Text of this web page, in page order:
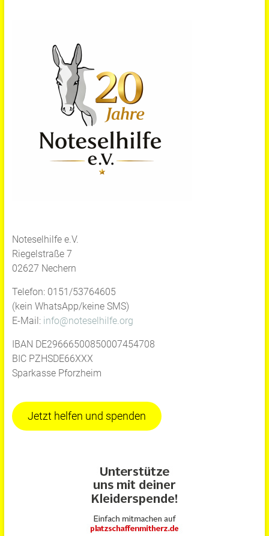
Noteselhilfe e.V.
Riegelstraße 7
02627 Nechern
Telefon: 0151/53764605
(kein WhatsApp/keine SMS)
E-Mail: info@noteselhilfe.org
IBAN DE29666500850007454708
BIC PZHSDE66XXX
Sparkasse Pforzheim
Jetzt helfen und spenden